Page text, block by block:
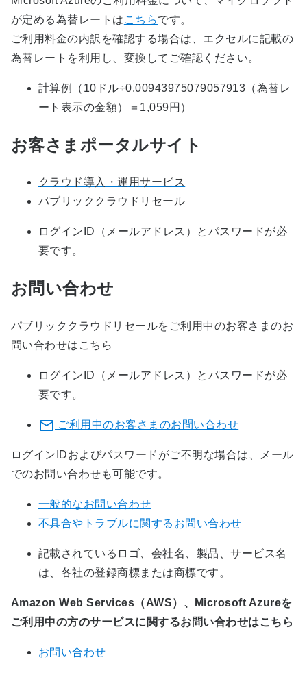
が定める為替レートは こちらです。
ご利用料金の内訳を確認する場合は、エクセルに記載の
為替レートを利用し、変換してご確認ください。
計算例（10ドル÷0.00943975079057913（為替レ
ート表示の金額）＝1,059円）
お客さまポータルサイト
クラウド導入・運用サービス
パブリッククラウドリセール
ログインID（メールアドレス）とパスワードが必
要です。
お問い合わせ
パブリッククラウドリセールをご利用中のお客さまのお
問い合わせはこちら
ログインID（メールアドレス）とパスワードが必
要です。
ご利用中のお客さまのお問い合わせ
ログインIDおよびパスワードがご不明な場合は、メール
でのお問い合わせも可能です。
一般的なお問い合わせ
不具合やトラブルに関するお問い合わせ
記載されているロゴ、会社名、製品、サービス名
は、各社の登録商標または商標です。
Amazon Web Services（AWS）、Microsoft Azureを
ご利用中の方のサービスに関するお問い合わせはこちら
お問い合わせ